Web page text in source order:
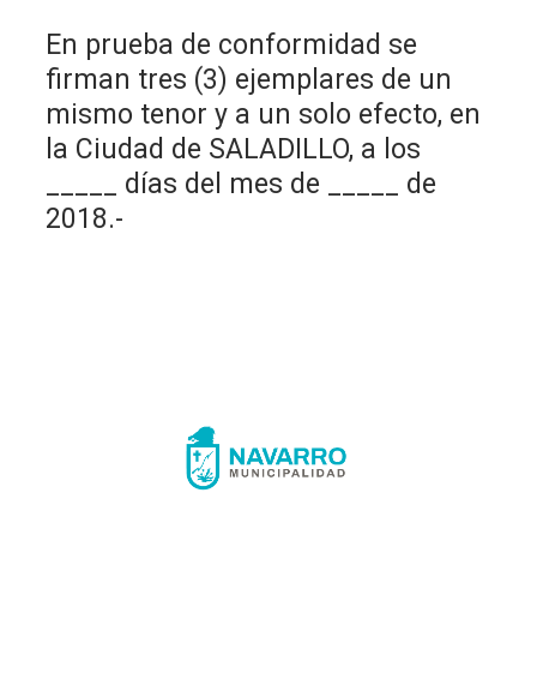
En prueba de conformidad se
firman tres (3) ejemplares de un
mismo tenor y a un solo efecto, en
la Ciudad de SALADILLO, a los
_____ días del mes de _____ de
2018.-